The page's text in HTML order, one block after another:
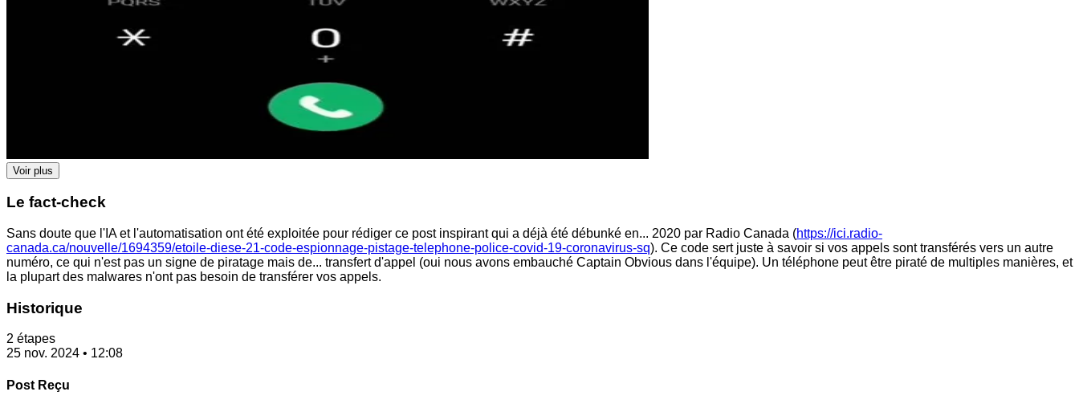
Voir plus
Le fact-check
Sans doute que l'IA et l'automatisation ont été exploitée pour rédiger ce post inspirant qui a déjà été débunké en... 2020 par Radio Canada (https://ici.radio-
canada.ca/nouvelle/1694359/etoile-diese-21-code-espionnage-pistage-telephone-police-covid-19-coronavirus-sq). Ce code sert juste à savoir si vos appels sont transférés vers un autre
numéro, ce qui n'est pas un signe de piratage mais de... transfert d'appel (oui nous avons embauché Captain Obvious dans l'équipe). Un téléphone peut être piraté de multiples manières, et
la plupart des malwares n'ont pas besoin de transférer vos appels.
Historique
2 étapes
25 nov. 2024 • 12:08
Post Reçu